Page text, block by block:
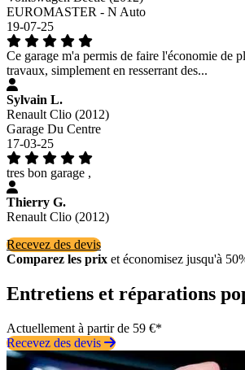
EUROMASTER - N Auto
19-07-25
Ce garage m'a permis de faire l'économie de
travaux, simplement en resserrant des...
Sylvain L.
Renault Clio (2012)
Garage Du Centre
17-03-25
tres bon garage ,
Thierry G.
Renault Clio (2012)
Recevez des devis
Comparez les prix et économisez jusqu'à
Entretiens et réparations
Actuellement à partir de 59 €*
Recevez des devis